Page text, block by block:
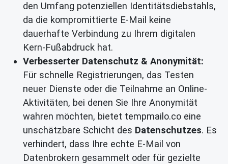
den Umfang potenziellen Identitätsdiebstahls,
da die kompromittierte E-Mail keine
dauerhafte Verbindung zu Ihrem digitalen
Kern-Fußabdruck hat.
Verbesserter Datenschutz & Anonymität:
Für schnelle Registrierungen, das Testen
neuer Dienste oder die Teilnahme an Online-
Aktivitäten, bei denen Sie Ihre Anonymität
wahren möchten, bietet tempmailo.co eine
unschätzbare Schicht des Datenschutzes. Es
verhindert, dass Ihre echte E-Mail von
Datenbrokern gesammelt oder für gezielte